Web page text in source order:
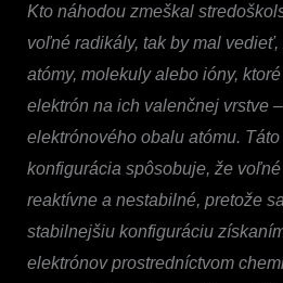
Kto náhodou zmeškal
voľné radikály, tak by mal
atómy, molekuly alebo ióny,
elektrón na ich valenčnej vrstve
elektrónového obalu atómu.
konfigurácia spôsobuje, že
reaktívne a nestabilné, pretože
stabilnejšiu konfiguráciu
elektrónov prostredníctvom